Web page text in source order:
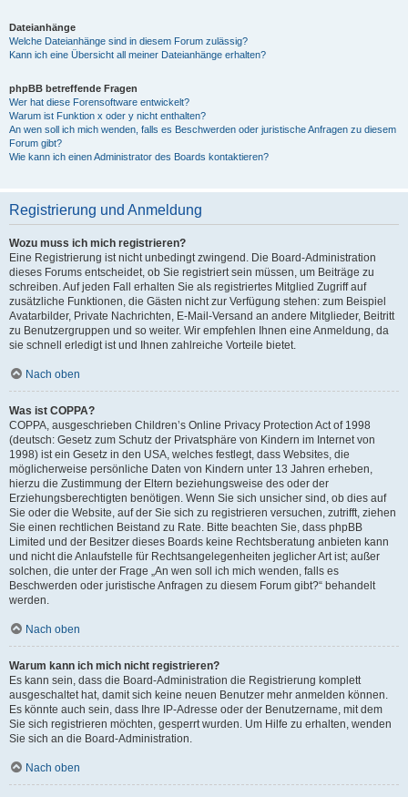
Dateianhänge
Welche Dateianhänge sind in diesem Forum zulässig?
Kann ich eine Übersicht all meiner Dateianhänge erhalten?
phpBB betreffende Fragen
Wer hat diese Forensoftware entwickelt?
Warum ist Funktion x oder y nicht enthalten?
An wen soll ich mich wenden, falls es Beschwerden oder juristische Anfragen zu diesem
Forum gibt?
Wie kann ich einen Administrator des Boards kontaktieren?
Registrierung und Anmeldung
Wozu muss ich mich registrieren?
Eine Registrierung ist nicht unbedingt zwingend. Die Board-Administration
dieses Forums entscheidet, ob Sie registriert sein müssen, um Beiträge zu
schreiben. Auf jeden Fall erhalten Sie als registriertes Mitglied Zugriff auf
zusätzliche Funktionen, die Gästen nicht zur Verfügung stehen: zum Beispiel
Avatarbilder, Private Nachrichten, E-Mail-Versand an andere Mitglieder, Beitritt
zu Benutzergruppen und so weiter. Wir empfehlen Ihnen eine Anmeldung, da
sie schnell erledigt ist und Ihnen zahlreiche Vorteile bietet.
Nach oben
Was ist COPPA?
COPPA, ausgeschrieben Children’s Online Privacy Protection Act of 1998
(deutsch: Gesetz zum Schutz der Privatsphäre von Kindern im Internet von
1998) ist ein Gesetz in den USA, welches festlegt, dass Websites, die
möglicherweise persönliche Daten von Kindern unter 13 Jahren erheben,
hierzu die Zustimmung der Eltern beziehungsweise des oder der
Erziehungsberechtigten benötigen. Wenn Sie sich unsicher sind, ob dies auf
Sie oder die Website, auf der Sie sich zu registrieren versuchen, zutrifft, ziehen
Sie einen rechtlichen Beistand zu Rate. Bitte beachten Sie, dass phpBB
Limited und der Besitzer dieses Boards keine Rechtsberatung anbieten kann
und nicht die Anlaufstelle für Rechtsangelegenheiten jeglicher Art ist; außer
solchen, die unter der Frage „An wen soll ich mich wenden, falls es
Beschwerden oder juristische Anfragen zu diesem Forum gibt?“ behandelt
werden.
Nach oben
Warum kann ich mich nicht registrieren?
Es kann sein, dass die Board-Administration die Registrierung komplett
ausgeschaltet hat, damit sich keine neuen Benutzer mehr anmelden können.
Es könnte auch sein, dass Ihre IP-Adresse oder der Benutzername, mit dem
Sie sich registrieren möchten, gesperrt wurden. Um Hilfe zu erhalten, wenden
Sie sich an die Board-Administration.
Nach oben